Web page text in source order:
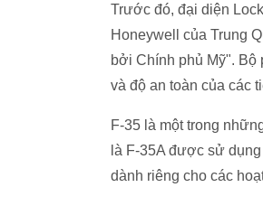
Trước đó, đại diện
Honeywell của Trung
bởi Chính phủ Mỹ".
và độ an toàn của các
F-35 là một trong
là F-35A được sử
dành riêng cho các